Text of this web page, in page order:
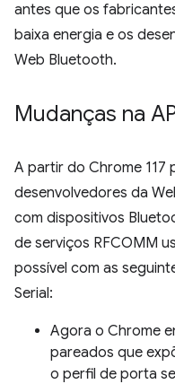
antes que os
baixa energia e os
Web Bluetooth.
Mudanças na
A partir do Chrome 117
desenvolvedores da
com dispositivos
de serviços RFCOMM
possível com as
Serial:
Agora o Chrome
pareados que
o perfil de porta